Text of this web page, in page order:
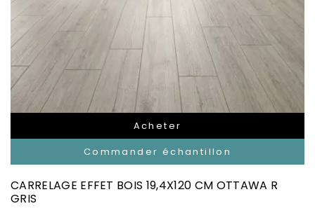
Acheter
Commander échantillon
CARRELAGE EFFET BOIS 19,4X120 CM OTTAWA R
GRIS